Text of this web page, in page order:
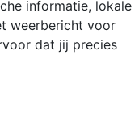
informatie, lokale
weerbericht voor
dat jij precies